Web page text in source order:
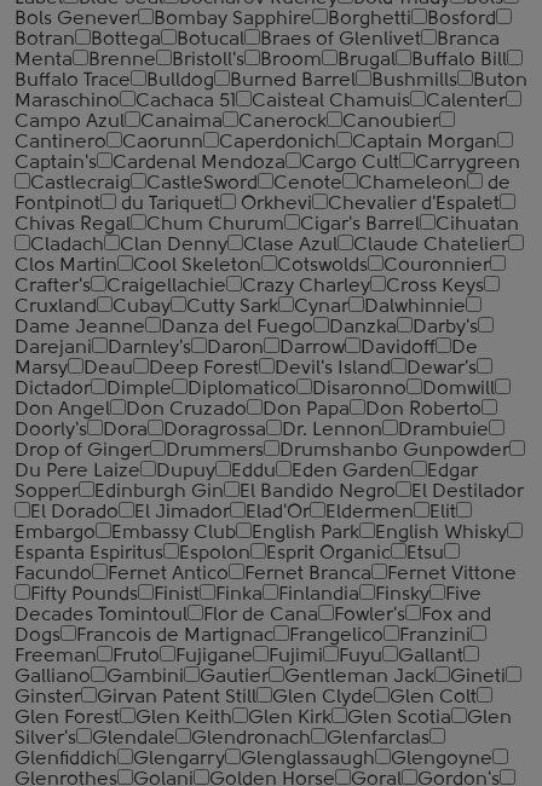
Bols Genever
Bombay Sapphire Borghetti
Bosford
Botran
Bottega Botucal Braes of Glenlivet
Branca
Menta
Brenne Bristoll's Broom Brugal
Buffalo Bill
Buffalo Trace
Bulldog Burned Barrel Bushmills
Buton
Maraschino
Cachaca 51 Caisteal Chamuis
Calenter
Campo Azul
Canaima Canerock
Canoubier
Cantinero
Caorunn Caperdonich
Captain Morgan
Captain's
Cardenal Mendoza Cargo Cult
Carrygreen
Castlecraig
CastleSword Cenote Chameleon
de
Fontpinot
du Tariquet Orkhevi
Chevalier d'Espalet
Chivas Regal
Chum Churum Cigar's Barrel
Cihuatan
Cladach
Clan Denny Clase Azul
Claude Chatelier
Clos Martin
Cool Skeleton Cotswolds
Couronnier
Crafter's
Craigellachie Crazy Charley
Cross Keys
Cruxland
Cubay Cutty Sark Cynar
Dalwhinnie
Dame Jeanne
Danza del Fuego Danzka
Darby's
Darejani
Darnley's Daron Darrow Davidoff
De
Marsy
Deau Deep Forest Devil's Island
Dewar's
Dictador
Dimple Diplomatico Disaronno
Domwill
Don Angel
Don Cruzado Don Papa
Don Roberto
Doorly's
Dora Doragrossa Dr. Lennon
Drambuie
Drop of Ginger
Drummers
Drumshanbo Gunpowder
Du Pere Laize
Dupuy Eddu Eden Garden
Edgar
Sopper
Edinburgh Gin El Bandido Negro
El Destilador
El Dorado
El Jimador Elad'Or Eldermen
Elit
Embargo
Embassy Club English Park
English Whisky
Espanta Espiritus
Espolon Esprit Organic
Etsu
Facundo
Fernet Antico Fernet Branca
Fernet Vittone
Fifty Pounds
Finist Finka Finlandia Finsky
Five
Decades Tomintoul
Flor de Cana Fowler's
Fox and
Dogs
Francois de Martignac Frangelico
Franzini
Freeman
Fruto Fujigane Fujimi Fuyu
Gallant
Galliano
Gambini Gautier Gentleman Jack
Gineti
Ginster
Girvan Patent Still Glen Clyde
Glen Colt
Glen Forest
Glen Keith Glen Kirk Glen Scotia
Glen
Silver's
Glendale Glendronach
Glenfarclas
Glenfiddich
Glengarry Glenglassaugh
Glengoyne
Glenrothes
Golani Golden Horse Goral
Gordon's